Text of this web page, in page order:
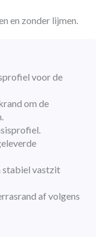
en zonder lijmen.
voor de
om de
stabiel vastzit
af volgens